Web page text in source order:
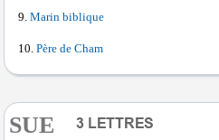
Marin biblique
Père de Cham
SUE